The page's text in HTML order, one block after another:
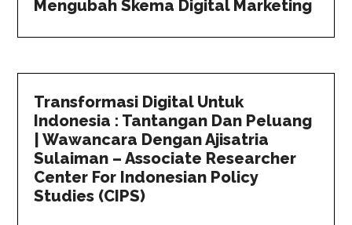
Mengubah Skema Digital Marketing
Transformasi Digital Untuk
Indonesia : Tantangan Dan Peluang
| Wawancara Dengan Ajisatria
Sulaiman – Associate Researcher
Center For Indonesian Policy
Studies (CIPS)